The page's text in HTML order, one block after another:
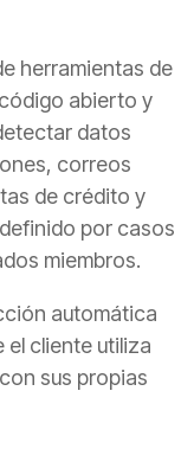
herramientas de
abierto y
datos
correos
de crédito y
por casos
miembros.
automática
el cliente utiliza
sus propias